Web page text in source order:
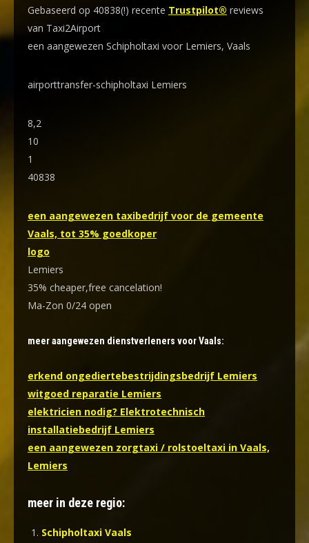
Gebaseerd op 40838(!) recente Trustpilot® reviews
van Taxi2Airport
een aangewezen Schipholtaxi voor Lemiers, Vaals
airporttransfer-schipholtaxi Lemiers
8,2
10
1
40838
een aangewezen taxibedrijf voor de gemeente
Vaals, tot 35% goedkoper
logo
Lemiers
35% cheaper,free cancelation!
Ma-Zon 0/24 open
meer aangewezen dienstverleners voor Vaals:
erkend ongediertebestrijdingsbedrijf Lemiers
witgoed reparatie Lemiers
elektricien nodig? Elektrotechnisch
installatiebedrijf Lemiers
een aangewezen zorgtaxi / rolstoeltaxi in Vaals,
Lemiers
meer in deze regio:
Schipholtaxi Vaals